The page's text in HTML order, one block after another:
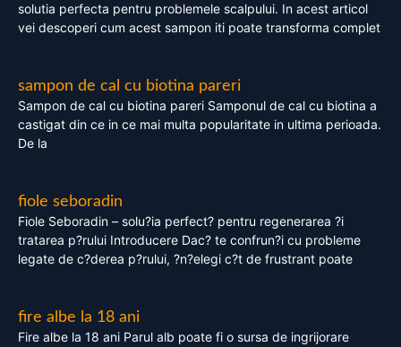
solutia perfecta pentru problemele scalpului. In acest articol
vei descoperi cum acest sampon iti poate transforma complet
sampon de cal cu biotina pareri
Sampon de cal cu biotina pareri Samponul de cal cu biotina a
castigat din ce in ce mai multa popularitate in ultima perioada.
De la
fiole seboradin
Fiole Seboradin – solu?ia perfect? pentru regenerarea ?i
tratarea p?rului Introducere Dac? te confrun?i cu probleme
legate de c?derea p?rului, ?n?elegi c?t de frustrant poate
fire albe la 18 ani
Fire albe la 18 ani Parul alb poate fi o sursa de ingrijorare